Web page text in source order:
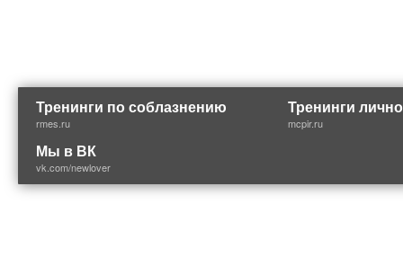
Тренинги по соблазнению
rmes.ru
Тренинги
mcpir.ru
Мы в ВК
vk.com/newlover